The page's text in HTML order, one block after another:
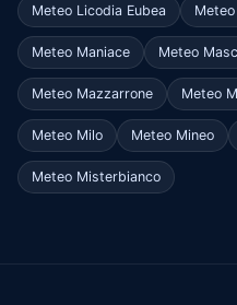
Meteo Licodia Eubea
Meteo Maniace Meteo
Meteo Mazzarrone Meteo
Meteo Milo Meteo Mineo
Meteo Misterbianco